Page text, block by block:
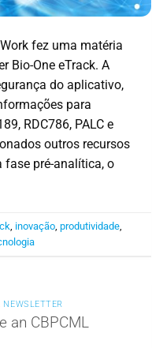
fez uma matéria
Bio-One eTrack. A
do aplicativo,
para
RDC786, PALC e
outros recursos
fase pré-analítica, o
inovação ,produtividade
NEWSLETTER
an CBPCML